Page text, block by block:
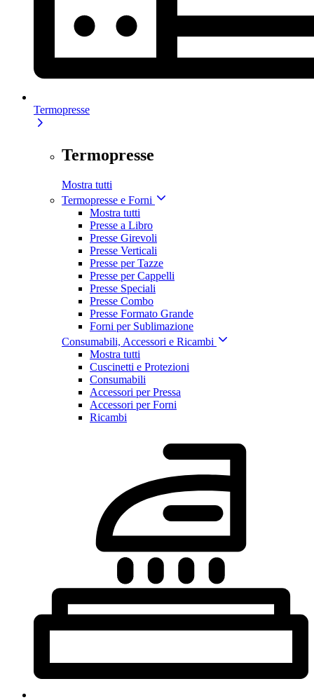
Termopresse
Termopresse
Mostra tutti
Termopresse e Forni
Mostra tutti
Presse a Libro
Presse Girevoli
Presse Verticali
Presse per Tazze
Presse per Cappelli
Presse Speciali
Presse Combo
Presse Formato Grande
Forni per Sublimazione
Consumabili, Accessori e Ricambi
Mostra tutti
Cuscinetti e Protezioni
Consumabili
Accessori per Pressa
Accessori per Forni
Ricambi